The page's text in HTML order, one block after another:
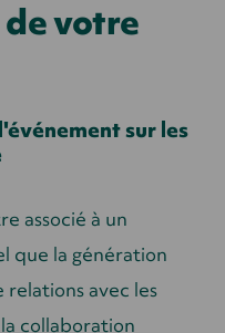
votre
sur les
associé à un
que la génération
relations avec les
collaboration